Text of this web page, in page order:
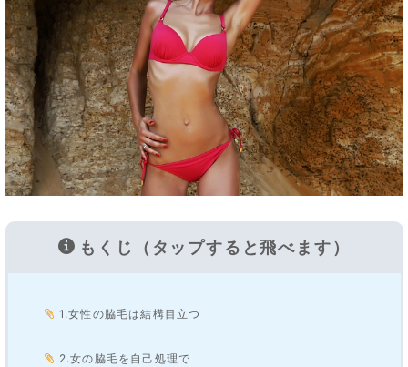
もくじ（タップすると飛べます）
1.女性の脇毛は結構目立つ
2.女の脇毛を自己処理で